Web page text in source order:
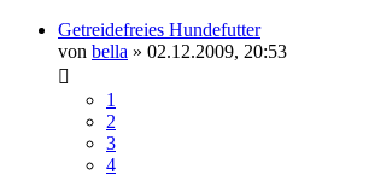
Getreidefreies Hundefutter
von bella » 02.12.2009, 20:53
1
2
3
4